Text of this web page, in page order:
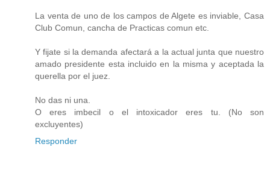
La venta de uno de los campos de Algete es inviable, Casa
Club Comun, cancha de Practicas comun etc.
Y fijate si la demanda afectará a la actual junta que nuestro
amado presidente esta incluido en la misma y aceptada la
querella por el juez.
No das ni una.
O eres imbecil o el intoxicador eres tu. (No son
excluyentes)
Responder